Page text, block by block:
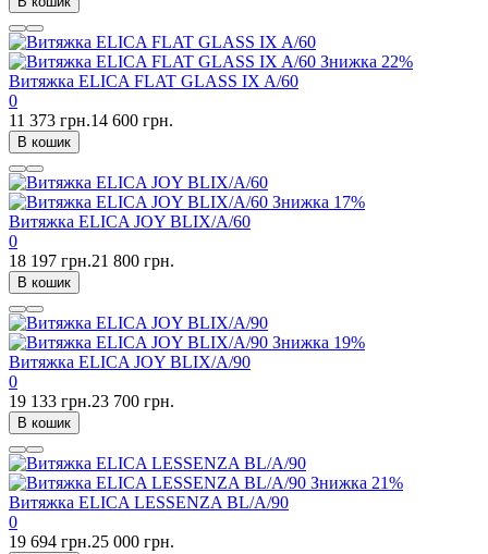
Знижка 22%
Витяжка ELICA FLAT GLASS IX A/60
0
11 373 грн.14 600 грн.
В кошик
Знижка 17%
Витяжка ELICA JOY BLIX/A/60
0
18 197 грн.21 800 грн.
В кошик
Знижка 19%
Витяжка ELICA JOY BLIX/A/90
0
19 133 грн.23 700 грн.
В кошик
Знижка 21%
Витяжка ELICA LESSENZA BL/A/90
0
19 694 грн.25 000 грн.